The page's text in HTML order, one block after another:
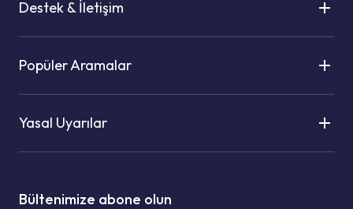
Bültenimize abone olun
Destek & İletişim
Popüler Aramalar
Yasal Uyarılar